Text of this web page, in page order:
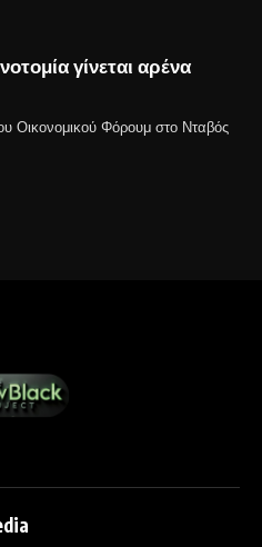
γίνεται αρένα
Οικονομικού Φόρουμ στο Νταβός